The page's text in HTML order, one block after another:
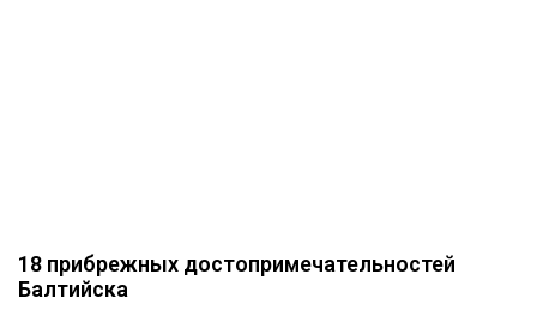
18 прибрежных достопримечательностей
Балтийска